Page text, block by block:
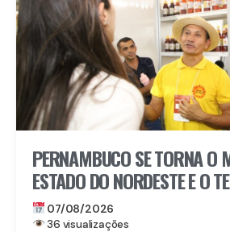
PERNAMBUCO SE TORNA O
ESTADO DO NORDESTE E O
BRASIL PARA EMPREENDER
07/08/2026
36 visualizações